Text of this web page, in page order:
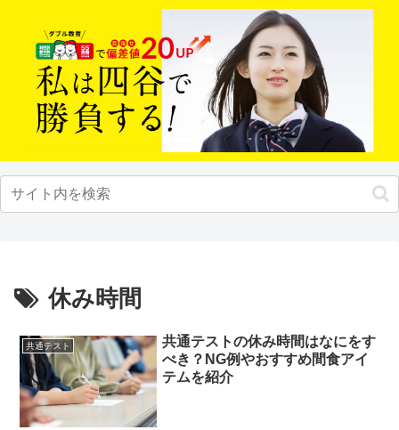
休み時間
共通テスト
共通テストの休み時間はなにをす
べき？NG例やおすすめ間食アイ
テムを紹介